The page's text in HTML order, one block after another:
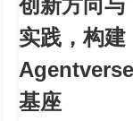
创新方向与
实践，构建
Agentverse
基座